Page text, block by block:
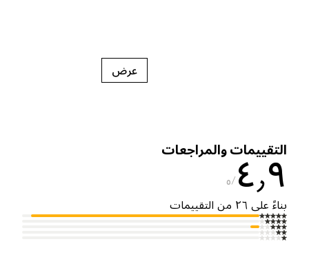
عرض
والمراجعات
٥
على ٢٦ من التقييمات